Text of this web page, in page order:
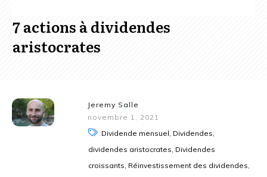
7 actions à dividendes
aristocrates
Jeremy Salle
novembre 1, 2021
Dividende mensuel, Dividendes,
dividendes aristocrates, Dividendes
croissants, Réinvestissement des dividendes,